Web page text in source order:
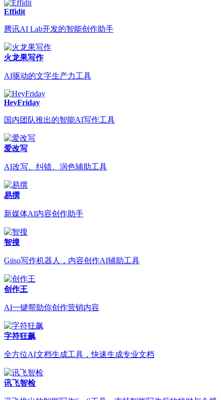
Effidit
腾讯AI Lab开发的智能创作助手
火龙果写作
AI驱动的文字生产力工具
HeyFriday
国内团队推出的智能AI写作工具
爱改写
AI改写、纠错、润色辅助工具
易撰
新媒体AI内容创作助手
智搜
Giiso写作机器人，内容创作AI辅助工具
创作王
AI一键帮助你创作营销内容
字符狂飙
全方位AI文档生成工具，快速生成专业文档
讯飞智检